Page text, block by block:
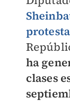
protesta
ha
clases